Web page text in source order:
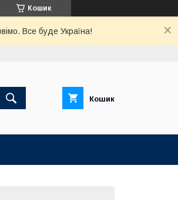
Кошик
Все буде Україна!
Кошик